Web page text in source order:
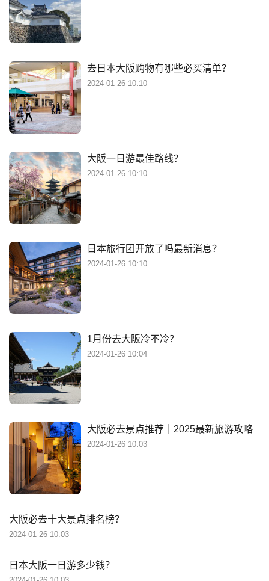
去日本大阪购物有哪些必买清单？
2024-01-26 10:10
大阪一日游最佳路线？
2024-01-26 10:10
日本旅行团开放了吗最新消息？
2024-01-26 10:10
1月份去大阪冷不冷？
2024-01-26 10:04
大阪必去景点推荐｜2025最新旅游攻略
2024-01-26 10:03
大阪必去十大景点排名榜？
2024-01-26 10:03
日本大阪一日游多少钱？